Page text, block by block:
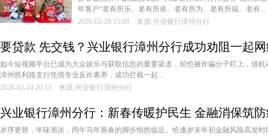
年客户“老有所乐、老有所依、老有所为、老有所福、老有...
2026-02-28 15:09 来源:兴业银行漳州分行
要贷款 先交钱？兴业银行漳州分行成功劝阻一起
如今短视频平台已成为大众娱乐与获取信息的重要渠道，却也被诈骗分子盯上，借
漳州胜利路支行凭借专业反诈素养，成功拦截一起...
2026-02-24 20:13 来源:兴业银行漳州分行
兴业银行漳州分行：新春传暖护民生 金融消保筑
岁序更替，年味渐浓，丙午马年新春的脚步悄然临近。恰逢岁末年初金融风险高发